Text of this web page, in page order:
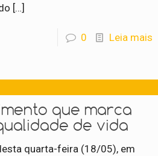
[…]
0 Leia mais
que marca
de vida
quarta-feira (18/05), em